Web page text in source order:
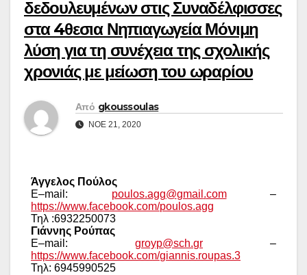
δεδουλευμένων στις Συναδέλφισσες
στα 4θεσια Νηπιαγωγεία Μόνιμη
λύση για τη συνέχεια της σχολικής
χρονιάς με μείωση του ωραρίου
Από gkoussoulas
ΝΟΈ 21, 2020
Άγγελος Πούλος
E–mail : poulos.agg@gmail .com–
https://www.facebook.com/poulos.agg
Τηλ :6932250073
Γιάννης Ρούπας
E–mail : groyp@sch.gr –
https://www.facebook.com/giannis.roupas.3
Τηλ: 6945990525